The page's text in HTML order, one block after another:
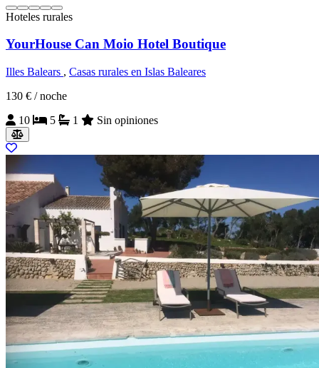
Hoteles rurales
YourHouse Can Moio Hotel Boutique
Illes Balears , Casas rurales en Islas Baleares
130 € / noche
10
5 1 Sin opiniones